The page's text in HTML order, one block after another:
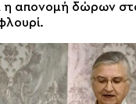
η απονομή δώρων